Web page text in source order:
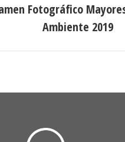
Publicación
siguiente:
Fotográfico
Ambiente 2019